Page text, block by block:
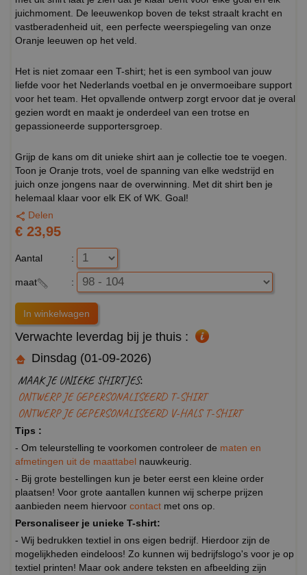
juichmoment. De leeuwenkop boven de tekst straalt kracht en
vastberadenheid uit, een perfecte weerspiegeling van onze
Oranje leeuwen op het veld.
Het is niet zomaar een T-shirt; het is een symbool van jouw
liefde voor het Nederlands voetbal en je onvermoeibare support
voor het team. Het opvallende ontwerp zorgt ervoor dat je overal
gezien wordt en maakt je onderdeel van een trotse en
gepassioneerde supportersgroep.
Grijp de kans om dit unieke shirt aan je collectie toe te voegen.
Toon je Oranje trots, voel de spanning van elke wedstrijd en
juich onze jongens naar de overwinning. Met dit shirt ben je
helemaal klaar voor elk EK of WK. Goal!
Delen
€ 23,95
Aantal :
maat :
Verwachte leverdag bij je thuis :
Dinsdag (01-09-2026)
MAAK JE UNIEKE SHIRTJES:
ONTWERP JE GEPERSONALISEERD T-SHIRT
ONTWERP JE GEPERSONALISEERD V-HALS T-SHIRT
Tips :
- Om teleurstelling te voorkomen controleer de maten en
afmetingen uit de maattabel nauwkeurig.
- Bij grote bestellingen kun je beter eerst een kleine order
plaatsen! Voor grote aantallen kunnen wij scherpe prijzen
aanbieden neem hiervoor contact met ons op.
Personaliseer je unieke T-shirt:
- Wij bedrukken textiel in ons eigen bedrijf. Hierdoor zijn de
mogelijkheden eindeloos! Zo kunnen wij bedrijfslogo's voor je op
textiel printen! Maar ook andere teksten en afbeelding zijn